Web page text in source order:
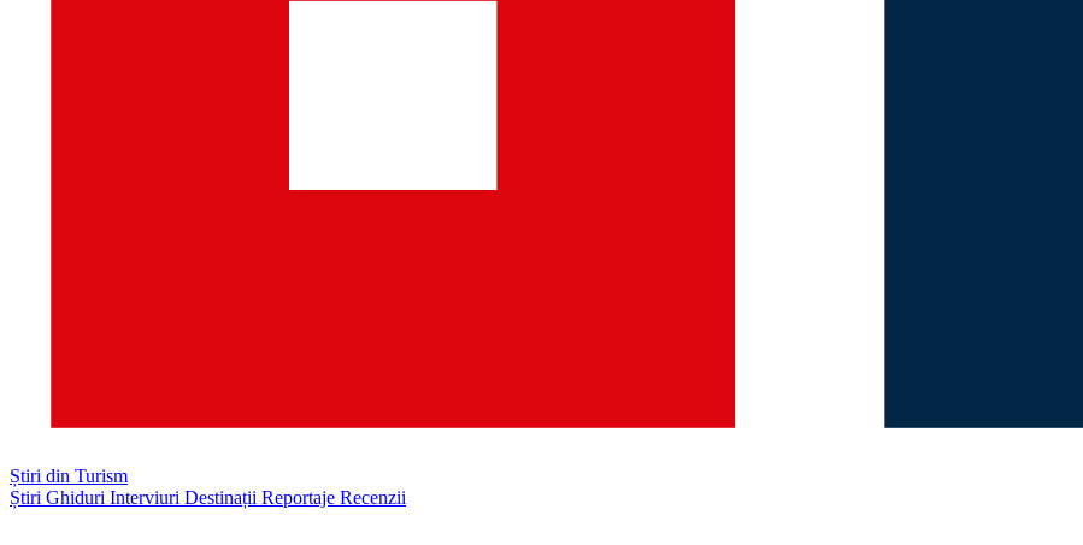
Știri din Turism
Știri Ghiduri Interviuri Destinații Reportaje Recenzii